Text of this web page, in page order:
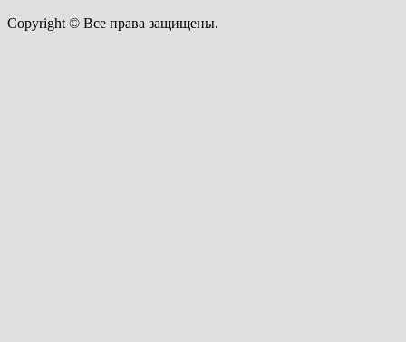
Copyright © Все права защищены.